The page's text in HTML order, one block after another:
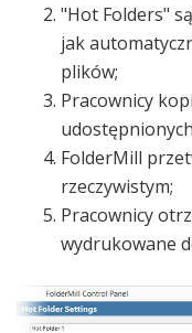
"Hot Folders"
jak
plików;
Pracownicy
FolderMill
rzeczywistym;
Pracownicy
wydrukowane